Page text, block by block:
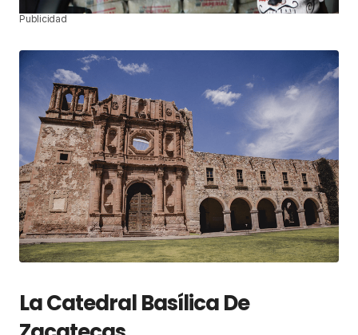
Publicidad
La Catedral Basílica De